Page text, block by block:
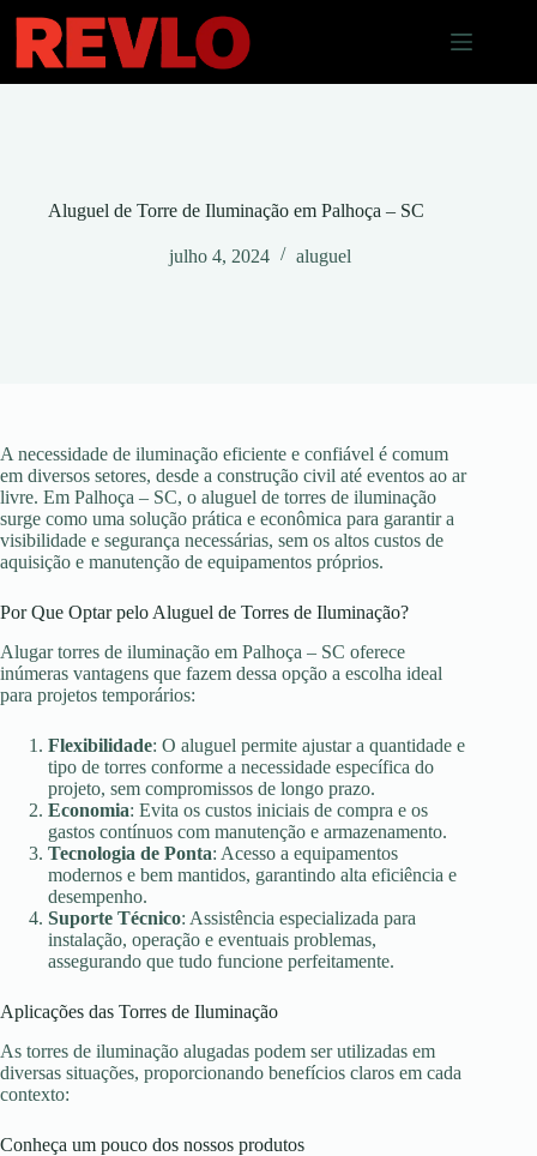
para
conteúdo
Aluguel de Torre de Iluminação em Palhoça – SC
julho 4, 2024 aluguel
A necessidade de iluminação eficiente e confiável é comum
em diversos setores, desde a construção civil até eventos ao ar
livre. Em Palhoça – SC, o aluguel de torres de iluminação
surge como uma solução prática e econômica para garantir a
visibilidade e segurança necessárias, sem os altos custos de
aquisição e manutenção de equipamentos próprios.
Por Que Optar pelo Aluguel de Torres de Iluminação?
Alugar torres de iluminação em Palhoça – SC oferece
inúmeras vantagens que fazem dessa opção a escolha ideal
para projetos temporários:
Flexibilidade: O aluguel permite ajustar a quantidade e
tipo de torres conforme a necessidade específica do
projeto, sem compromissos de longo prazo.
Economia: Evita os custos iniciais de compra e os
gastos contínuos com manutenção e armazenamento.
Tecnologia de Ponta: Acesso a equipamentos
modernos e bem mantidos, garantindo alta eficiência e
desempenho.
Suporte Técnico: Assistência especializada para
instalação, operação e eventuais problemas,
assegurando que tudo funcione perfeitamente.
Aplicações das Torres de Iluminação
As torres de iluminação alugadas podem ser utilizadas em
diversas situações, proporcionando benefícios claros em cada
contexto:
Conheça um pouco dos nossos produtos